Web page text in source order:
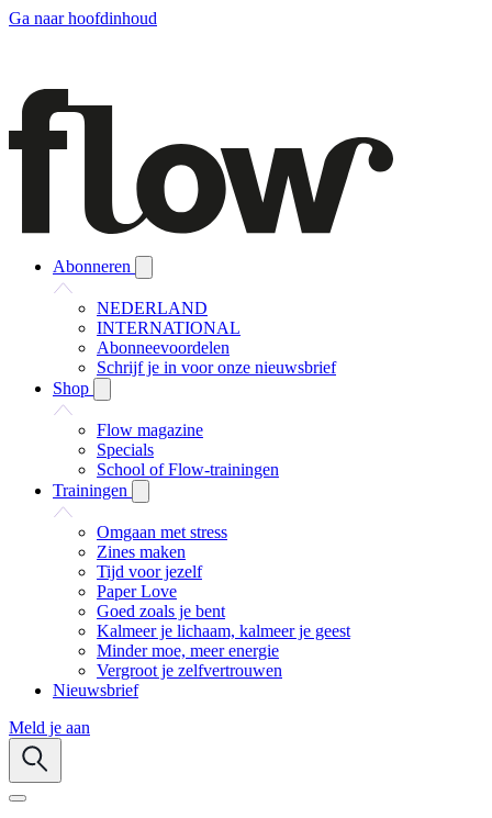
Ga naar hoofdinhoud
Abonneren
NEDERLAND
INTERNATIONAL
Abonneevoordelen
Schrijf je in voor onze nieuwsbrief
Shop
Flow magazine
Specials
School of Flow-trainingen
Trainingen
Omgaan met stress
Zines maken
Tijd voor jezelf
Paper Love
Goed zoals je bent
Kalmeer je lichaam, kalmeer je geest
Minder moe, meer energie
Vergroot je zelfvertrouwen
Nieuwsbrief
Meld je aan